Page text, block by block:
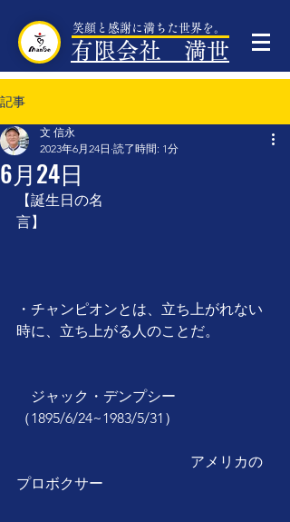
笑顔と感謝に満ちた世界を。
有限会社 満世
記事
6月24日
文 信永
2023年6月24日 読了時間: 1分
【誕生日の名
言】
・チャンピオンとは、立ち上がれない
時に、立ち上がる人のことだ。
ジャック・デンプシー
（1895/6/24~1983/5/31）
アメリカの
プロボクサー